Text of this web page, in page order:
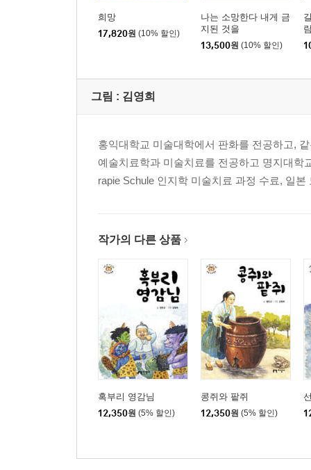
희망
17,820원 (10% 할인)
나는 소망한다 내게 금
지된 것을
13,500원 (10% 할인)
그림 : 김영희
홍익대학교 미술대학에서 판화를 전공하고,
예술치료학과 미술치료를 전공하고 명지대학
rapie Schule 인지학 미술치료 과정 수료, 일
작가의 다른 상품
혹부리 영감님
12,350원 (5% 할인)
콩쥐와 팥쥐
12,350원 (5% 할인)